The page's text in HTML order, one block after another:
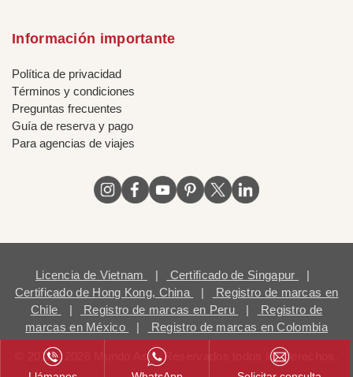
Información importante
Política de privacidad
Términos y condiciones
Preguntas frecuentes
Guía de reserva y pago
Para agencias de viajes
Licencia de Vietnam | Certificado de Singapur
|
Certificado de Hong Kong, China
|
Registro de marcas en
Chile
| Registro de marcas en Peru |
Registro de
marcas en México
| Registro de marcas en Colombia
© 2018 - 2026 Mundo Asia. Reservados todos los derechos.